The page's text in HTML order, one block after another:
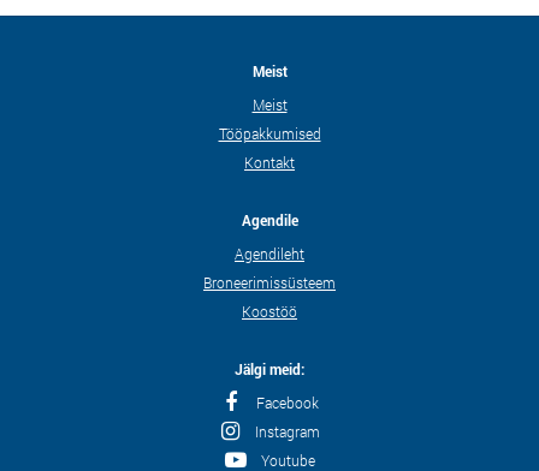
Meist
Meist
Tööpakkumised
Kontakt
Agendile
Agendileht
Broneerimissüsteem
Koostöö
Jälgi meid:
Facebook
Instagram
Youtube